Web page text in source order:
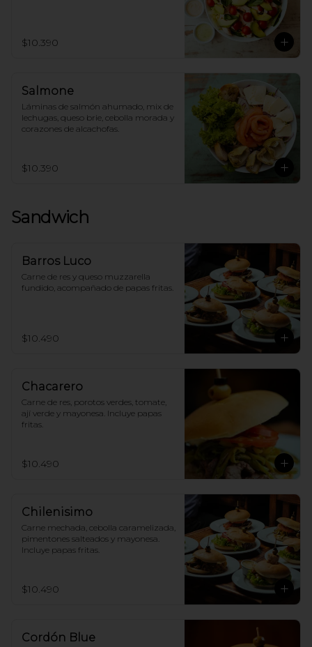
$10.390
Salmone
Láminas de salmón ahumado, mix de
lechugas, queso brie, cebolla morada y
corazones de alcachofas.
$10.390
Sandwich
Barros Luco
Carne de res y queso muzzarella
fundido, acompañado de papas fritas.
$10.490
Chacarero
Carne de res, porotos verdes, tomate,
ají verde y mayonesa. Incluye papas
fritas.
$10.490
Chilenisimo
Carne mechada, cebolla caramelizada,
pimentones salteados y mayonesa.
Incluye papas fritas.
$10.490
Cordón Blue